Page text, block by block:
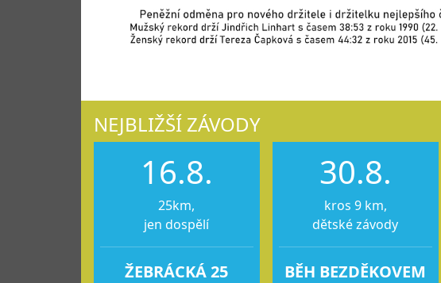
NEJBLIŽŠÍ ZÁVODY
16.8.
25km,
jen dospělí
ŽEBRÁCKÁ 25
30.8.
kros 9 km,
dětské závody
BĚH BEZDĚKOVEM